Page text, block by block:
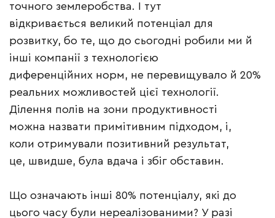
точного землеробства. І тут
відкривається великий потенціал для
розвитку, бо те, що до сьогодні робили ми й
інші компанії з технологією
диференційних норм, не перевищувало й 20%
реальних можливостей цієї технології.
Ділення полів на зони продуктивності
можна назвати примітивним підходом, і,
коли отримували позитивний результат,
це, швидше, була вдача і збіг обставин.
Що означають інші 80% потенціалу, які до
цього часу були нереалізованими? У разі